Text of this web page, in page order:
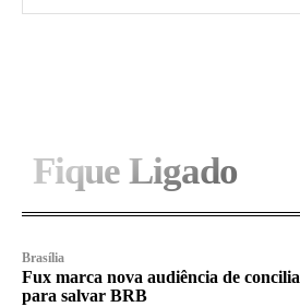
Fique Ligado
Brasília
Fux marca nova audiência de
para salvar BRB